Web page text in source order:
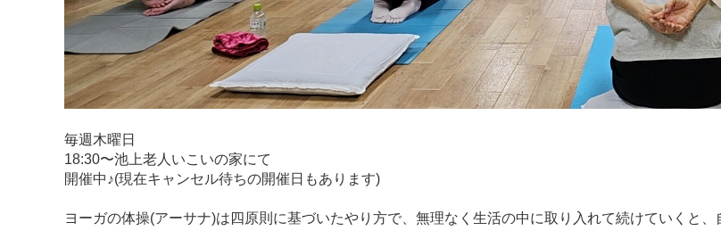
毎週木曜日
18:30〜池上老人いこいの家にて
開催中♪(現在キャンセル待ちの開催日もあります)
ヨーガの体操(アーサナ)は四原則に基づいたやり方で、無理なく生活の中に取り入れて続けていくと